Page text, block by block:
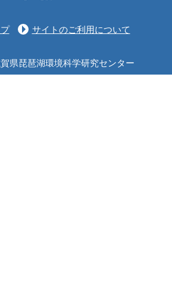
サイトのご利用について
県琵琶湖環境科学研究センター